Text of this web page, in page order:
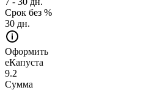
Срок без %
30 дн.
Оформить
еКапуста
9.2
Сумма